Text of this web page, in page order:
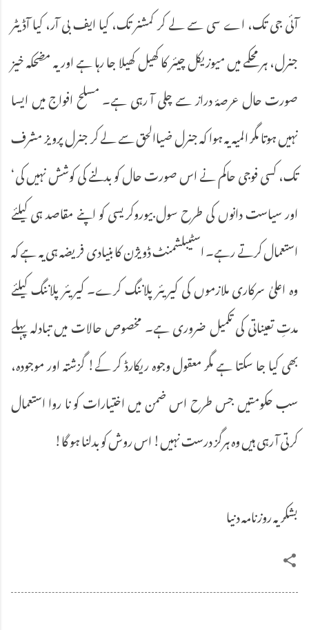
آئی جی تک، اے سی سے لے کر کمشنر تک، کیا ایف بی آر، کیا آڈیٹر
جنرل، ہر محکمے میں میوزیکل چیئر کا کھیل کھیلا جا رہا ہے اور یہ مضحکہ خیز
صورت حال عرصۂ دراز سے چلی آ رہی ہے۔ مسلح افواج میں ایسا
نہیں ہوتا مگر المیہ یہ ہوا کہ جنرل ضیاالحق سے لے کر جنرل پرویز مشرف
تک، کسی فوجی حاکم نے اس صورت حال کو بدلنے کی کوشش نہیں کی‘
اور سیاست دانوں کی طرح سول بیوروکریسی کو اپنے مقاصد ہی کیلئے
استعمال کرتے رہے۔ اسٹیبلشمنٹ ڈویژن کا بنیادی فریضہ ہی یہ ہے کہ
وہ اعلیٰ سرکاری ملازموں کی کیریئر پلاننگ کرے۔ کیریئر پلاننگ کیلئے
مدتِ تعیناتی کی تکمیل ضروری ہے۔ مخصوص حالات میں تبادلہ پہلے
بھی کیا جا سکتا ہے مگر معقول وجوہ ریکارڈ کر کے! گزشتہ اور موجودہ،
سب حکومتیں جس طرح اس ضمن میں اختیارات کو نا روا استعمال
کرتی آ رہی ہیں وہ ہرگز درست نہیں! اس روش کو بدلنا ہو گا!
بشکریہ روزنامہ دنیا